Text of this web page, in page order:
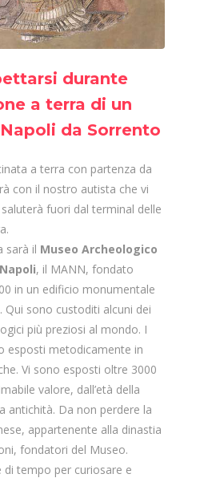
durante
a terra di un
da Sorrento
a terra con partenza da
con il nostro autista che vi
fuori dal terminal delle
sarà il Museo Archeologico
, il MANN, fondato
in un edificio monumentale
Qui sono custoditi alcuni dei
più preziosi al mondo. I
esposti metodicamente in
Vi sono esposti oltre 3000
valore, dall’età della
antichità. Da non perdere la
appartenente alla dinastia
fondatori del Museo.
di tempo per curiosare e